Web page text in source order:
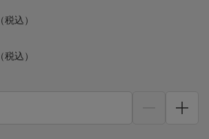
（税込）
（税込）